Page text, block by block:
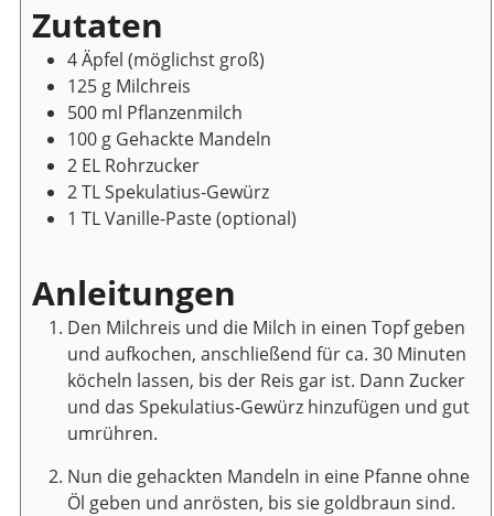
Zutaten
4Äpfel (möglichst groß)
125 g Milchreis
500 ml Pflanzenmilch
100 g Gehackte Mandeln
2 EL Rohrzucker
2TLSpekulatius-Gewürz
1 TLVanille-Paste(optional)
Anleitungen
Den Milchreis und die Milch in einen Topf geben
und aufkochen, anschließend für ca. 30 Minuten
köcheln lassen, bis der Reis gar ist. Dann Zucker
und das Spekulatius-Gewürz hinzufügen und gut
umrühren.
Nun die gehackten Mandeln in eine Pfanne ohne
Öl geben und anrösten, bis sie goldbraun sind.